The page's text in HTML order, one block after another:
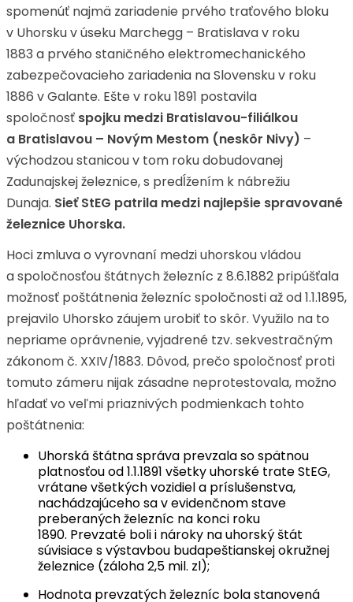
spomenúť najmä zariadenie prvého traťového bloku
v Uhorsku v úseku Marchegg – Bratislava v roku
1883 a prvého staničného elektromechanického
zabezpečovacieho zariadenia na Slovensku v roku
1886 v Galante. Ešte v roku 1891 postavila
spoločnosť spojku medzi Bratislavou-filiálkou
a Bratislavou – Novým Mestom (neskôr Nivy) –
východzou stanicou v tom roku dobudovanej
Zadunajskej železnice, s predĺžením k nábrežiu
Dunaja. Sieť StEG patrila medzi najlepšie spravované
železnice Uhorska.
Hoci zmluva o vyrovnaní medzi uhorskou vládou
a spoločnosťou štátnych železníc z 8.6.1882 pripúšťala
možnosť poštátnenia železníc spoločnosti až od 1.1.1895,
prejavilo Uhorsko záujem urobiť to skôr. Využilo na to
nepriame oprávnenie, vyjadrené tzv. sekvestračným
zákonom č. XXIV/1883. Dôvod, prečo spoločnosť proti
tomuto zámeru nijak zásadne neprotestovala, možno
hľadať vo veľmi priaznivých podmienkach tohto
poštátnenia:
Uhorská štátna správa prevzala so spätnou
platnosťou od 1.1.1891 všetky uhorské trate StEG,
vrátane všetkých vozidiel a príslušenstva,
nachádzajúceho sa v evidenčnom stave
preberaných železníc na konci roku
1890. Prevzaté boli i nároky na uhorský štát
súvisiace s výstavbou budapeštianskej okružnej
železnice (záloha 2,5 mil. zl);
Hodnota prevzatých železníc bola stanovená